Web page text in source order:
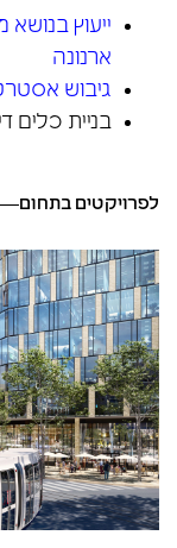
ייעוץ בנושא
ארנונה
גיבוש
בניית כלים
לפרויקטים בתחום